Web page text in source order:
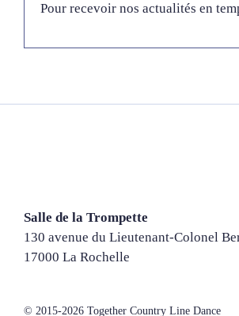
Pour recevoir nos actualités en
Salle de la Trompette
130 avenue du Lieutenant-Colonel
17000 La Rochelle
© 2015-2026 Together Country Line Dance